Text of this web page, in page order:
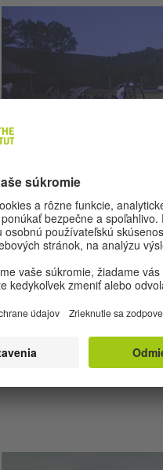
RITUÁLY A KONTINUITA
Rusínsky
Joe Palaščák